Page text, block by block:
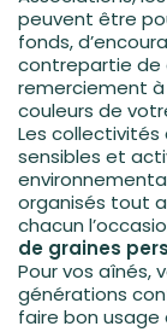
peuvent être
fonds,
contrepartie de
remerciement
couleurs de
Les collectivités
sensibles et
organisés tout
chacun
de graines
Pour vos aînés,
générations
faire bon usage